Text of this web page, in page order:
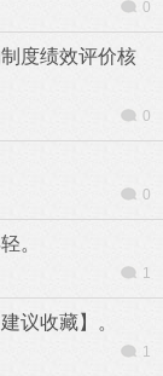
0
度绩效评价核
0
0
。
1
议收藏】。
1